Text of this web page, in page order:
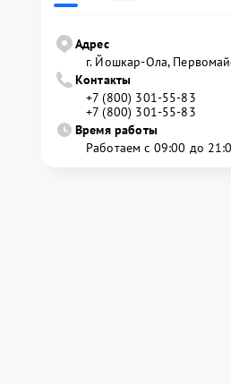
Адрес
г. Йошкар-Ола,
Контакты
+7 (800) 301-55-83
+7 (800) 301-55-83
Время работы
Работаем с 09:00 до